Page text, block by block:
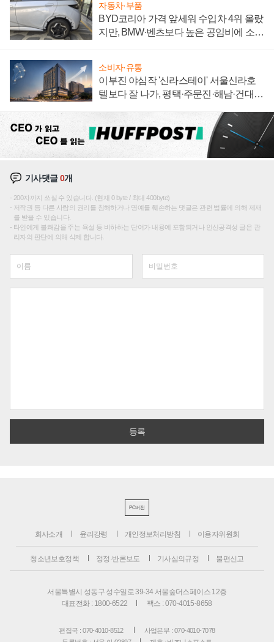
자동차·부품
BYD코리아 가격 앞세워 수입차 4위 올랐
지만, BMW·벤츠보다 높은 공임비에 소비
소비자·유통
이부진 야심작 '신라스테이' 서울신라호
텔보다 잘 나가, 평택·주문진·해남·건대로
기사댓글0개
200자까지 쓰실 수 있습니다. (현재 0 byte / 최대 400byte)
저작권 등 다른 사람의 권리를 침해하거나 명예를 훼손하는 댓글은 관련 법률에 의해 제재
를 받을 수 있습니다.
타인에게 불쾌감을 주는 욕설 등 비하하는 단어가 내용에 포함되거나 인신공격성 글은 관
리자의 판단에 의해 삭제 합니다.
PC버전
회사소개 윤리강령 개인정보처리방침 이용자위원회
청소년보호정책 정정·반론보도 기사심의규정 불편신고
서울특별시 성동구 성수일로 39-34 서울숲더스페이스 12층
대표전화 : 1800-6522
팩스 : 070-4015-8658
편집국 : 070-4010-8512
사업본부 : 070-4010-7078